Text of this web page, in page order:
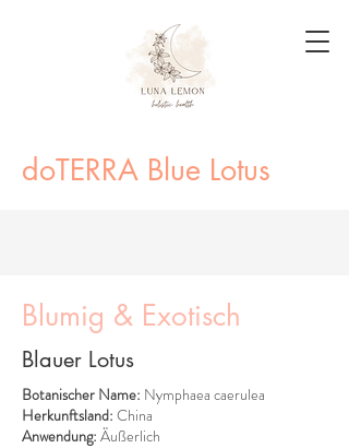
doTERRA Blue Lotus
Blumig & Exotisch
Blauer Lotus
Botanischer Name: Nymphaea caerulea
Herkunftsland: China
Anwendung: Äußerlich